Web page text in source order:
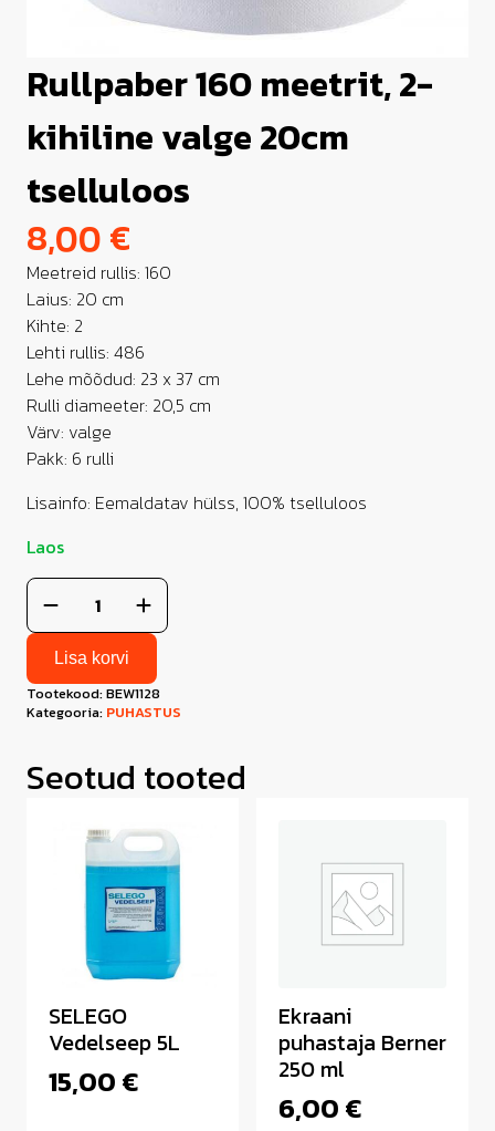
Rullpaber 160 meetrit, 2-
kihiline valge 20cm
tselluloos
8,00€
Meetreid rullis: 160
Laius: 20 cm
Kihte: 2
Lehti rullis: 486
Lehe mõõdud: 23 x 37 cm
Rulli diameeter: 20,5 cm
Värv: valge
Pakk: 6 rulli
Lisainfo: Eemaldatav hülss, 100% tselluloos
Laos
Rullpaber
160
meetrit,
2-
kihiline
valge
20cm
tselluloos
kogus
Lisa korvi
Tootekood:BEW1128
Kategooria: PUHASTUS
Seotud tooted
SELEGO
Vedelseep 5L
15,00€
Ekraani
puhastaja Berner
250 ml
6,00€